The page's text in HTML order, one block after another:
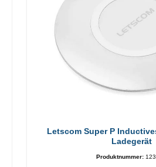
Letscom Super P
Ladegerät
Produktnummer: